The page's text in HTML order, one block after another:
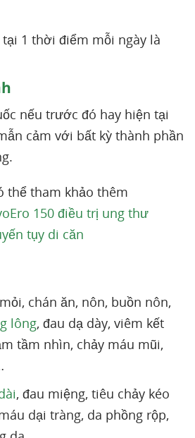
1 thời điểm mỗi ngày là
nếu trước đó hay hiện tại
cảm với bất kỳ thành phần
thể tham khảo thêm
150 điều trị ung thư
tụy di căn
chán ăn, nôn, buồn nôn,
lông, đau dạ dày, viêm kết
tầm nhìn, chảy máu mũi,
, đau miệng, tiêu chảy kéo
dại tràng, da phồng rộp,